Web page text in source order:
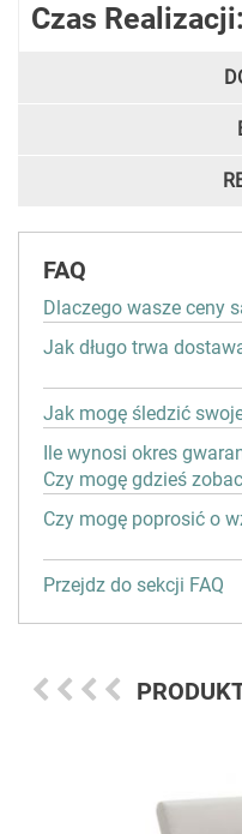
Czas Realizacji:
FAQ
Dlaczego wasze ceny
Jak długo trwa
Jak mogę śledzić
Ile wynosi okres
Czy mogę gdzieś
Czy mogę poprosić o
Przejdz do sekcji FAQ